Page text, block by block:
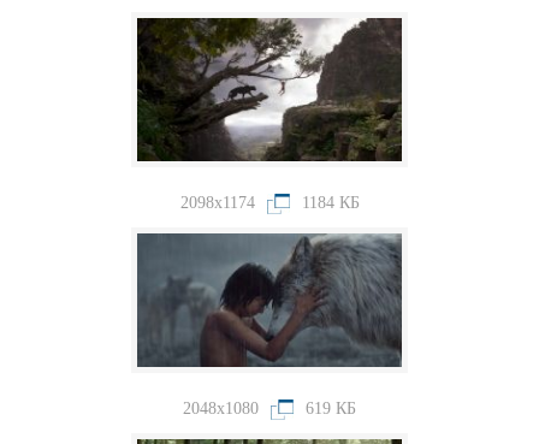
2098x1174 1184 КБ
2048x1080 619 КБ